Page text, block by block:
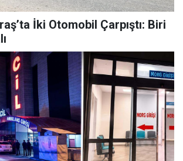
İki Otomobil Çarpıştı: Biri